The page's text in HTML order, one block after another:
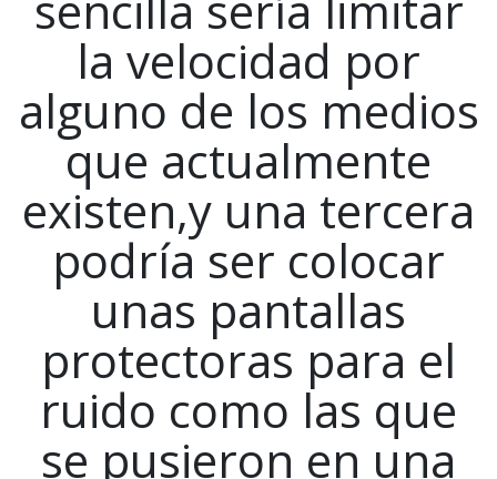
la velocidad por
alguno de los medios
que actualmente
existen,y una tercera
podría ser colocar
unas pantallas
protectoras para el
ruido como las que
se pusieron en una